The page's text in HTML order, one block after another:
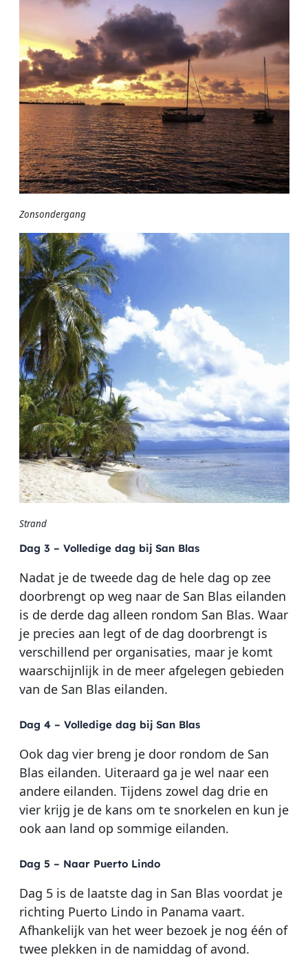
Zonsondergang
Strand
Dag 3 – Volledige dag bij San Blas
Nadat je de tweede dag de hele dag op zee
doorbrengt op weg naar de San Blas eilanden
is de derde dag alleen rondom San Blas. Waar
je precies aan legt of de dag doorbrengt is
verschillend per organisaties, maar je komt
waarschijnlijk in de meer afgelegen gebieden
van de San Blas eilanden.
Dag 4 – Volledige dag bij San Blas
Ook dag vier breng je door rondom de San
Blas eilanden. Uiteraard ga je wel naar een
andere eilanden. Tijdens zowel dag drie en
vier krijg je de kans om te snorkelen en kun je
ook aan land op sommige eilanden.
Dag 5 – Naar Puerto Lindo
Dag 5 is de laatste dag in San Blas voordat je
richting Puerto Lindo in Panama vaart.
Afhankelijk van het weer bezoek je nog één of
twee plekken in de namiddag of avond.